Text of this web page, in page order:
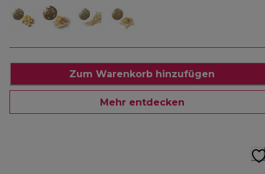
Zum Warenkorb hinzufügen
Mehr entdecken